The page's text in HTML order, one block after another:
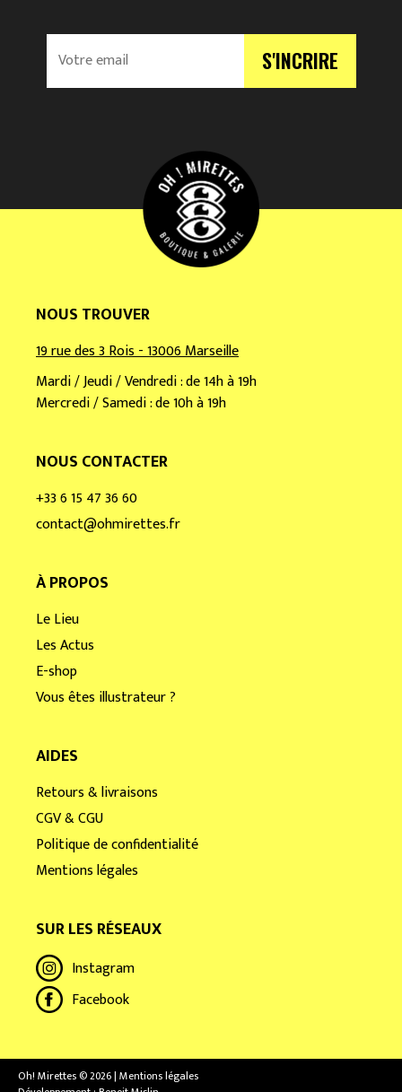
V
r
l
S'INCRIRE
NOUS TROUVER
19 rue des 3 Rois - 13006 Marseille
Mardi / Jeudi / Vendredi : de 14h à 19h
Mercredi / Samedi : de 10h à 19h
NOUS CONTACTER
+33 6 15 47 36 60
contact@ohmirettes.fr
À PROPOS
Le Lieu
Les Actus
E-shop
Vous êtes illustrateur ?
AIDES
Retours & livraisons
CGV & CGU
Politique de confidentialité
Mentions légales
SUR LES RÉSEAUX
Instagram
Facebook
Oh! Mirettes © 2026 | Mentions légales